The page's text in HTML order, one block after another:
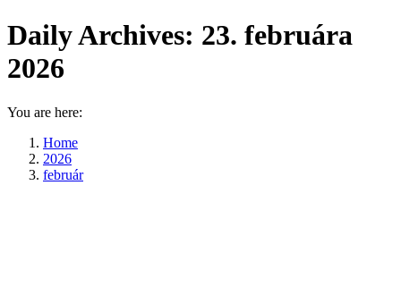
Daily Archives: 23. februára
2026
You are here:
Home
2026
február